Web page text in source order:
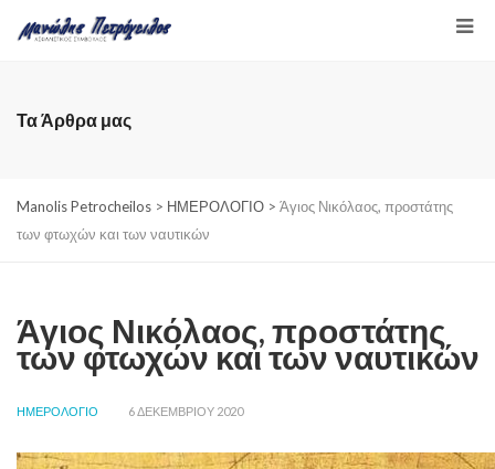
Τα Άρθρα μας
Manolis Petrocheilos > ΗΜΕΡΟΛΟΓΙΟ > Άγιος Νικόλαος, προστάτης
των φτωχών και των ναυτικών
Άγιος Νικόλαος, προστάτης
των φτωχών και των ναυτικών
ΗΜΕΡΟΛΟΓΙΟ 6 ΔΕΚΕΜΒΡΊΟΥ 2020